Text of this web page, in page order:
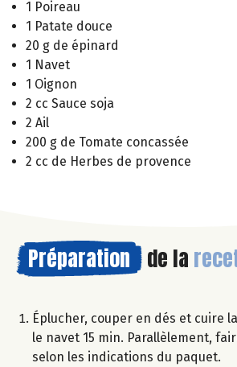
1 Poireau
1 Patate douce
20 g de épinard
1 Navet
1 Oignon
2 cc Sauce soja
2 Ail
200 g de Tomate concassée
2 cc de Herbes de provence
Préparation de la
Éplucher, couper en dés et cuire
le navet 15 min. Parallèlement,
selon les indications du paquet.